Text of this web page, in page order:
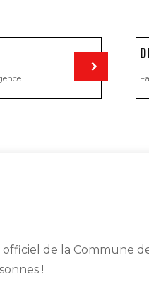
de la Commune
!